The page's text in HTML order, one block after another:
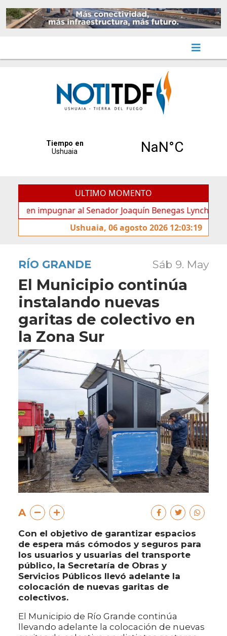
ULTIMO MOMENTO
impugnar al Senador Joaquín Benegas Lynch por
Ushuaia, 06 agosto 2026 12:03:19
RÍO GRANDE Sáb 9. May
El Municipio continúa
instalando nuevas
garitas de colectivo en
la Zona Sur
A
Con el objetivo de garantizar espacios
de espera más cómodos y seguros para
los usuarios y usuarias del transporte
público, la Secretaría de Obras y
Servicios Públicos llevó adelante la
colocación de nuevas garitas de
colectivos.
El Municipio de Río Grande continúa
llevando adelante la colocación de nuevas